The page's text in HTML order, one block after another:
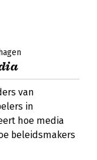
van
in
hoe media
beleidsmakers